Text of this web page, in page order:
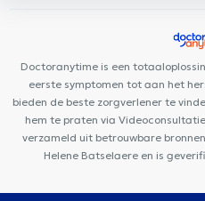
CIRCAE - Sleep and Lifestyle
Doctoranytime is een
eerste symptomen tot aan het
bieden de beste zorgverlener te
hem te praten via
verzameld uit betrouwbare
Helene Batselaere en is